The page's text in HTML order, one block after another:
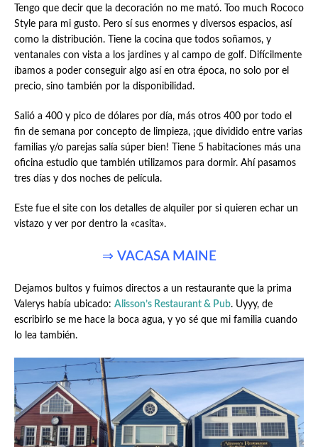
Tengo que decir que la decoración no me mató. Too much Rococo
Style para mi gusto. Pero sí sus enormes y diversos espacios, así
como la distribución. Tiene la cocina que todos soñamos, y
ventanales con vista a los jardines y al campo de golf. Difícilmente
íbamos a poder conseguir algo así en otra época, no solo por el
precio, sino también por la disponibilidad.
Salió a 400 y pico de dólares por día, más otros 400 por todo el
fin de semana por concepto de limpieza, ¡que dividido entre varias
familias y/o parejas salía súper bien! Tiene 5 habitaciones más una
oficina estudio que también utilizamos para dormir. Ahí pasamos
tres días y dos noches de película.
Este fue el site con los detalles de alquiler por si quieren echar un
vistazo y ver por dentro la «casita».
⇒ VACASA MAINE
Dejamos bultos y fuimos directos a un restaurante que la prima
Valerys había ubicado: Alisson’s Restaurant & Pub. Uyyy, de
escribirlo se me hace la boca agua, y yo sé que mi familia cuando
lo lea también.